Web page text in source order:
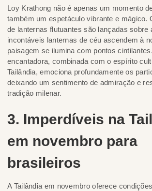
Loy Krathong não é apenas um momento
também um espetáculo vibrante e mágico.
de lanternas flutuantes são lançadas sobre
incontáveis lanternas de céu ascendem à
paisagem se ilumina com pontos
encantadora, combinada com o espírito
Tailândia, emociona profundamente os
deixando um sentimento de admiração e
tradição milenar.
3. Imperdíveis na
em novembro para
brasileiros
A Tailândia em novembro oferece